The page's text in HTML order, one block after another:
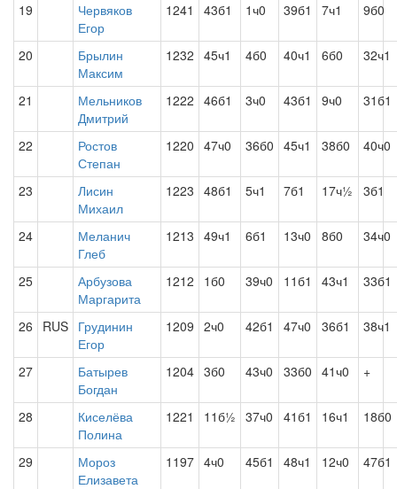
19
Червяков
Егор
1241 43б1 1ч0 39б1 7ч1 9б0
20
Брылин
Максим
1232 45ч1 4б0 40ч1 6б0 32ч1
21
Мельников
Дмитрий
1222 46б1 3ч0 43б1 9ч0 31б1
22
Ростов
Степан
1220 47ч0 36б0 45ч1 38б0 40ч0
23
Лисин
Михаил
1223 48б1 5ч1 7б1 17ч½ 3б1
24
Меланич
Глеб
1213 49ч1 6б1 13ч0 8б0 34ч0
25
Арбузова
Маргарита
1212 1б0 39ч0 11б1 43ч1 33б1
26 RUS Грудинин
Егор
1209 2ч0 42б1 47ч0 36б1 38ч1
27
Батырев
Богдан
1204 3б0 43ч0 33б0 41ч0 +
28
Киселёва
Полина
1221 11б½ 37ч0 41б1 16ч1 18б0
29
Мороз
Елизавета
1197 4ч0 45б1 48ч1 12ч0 47б1